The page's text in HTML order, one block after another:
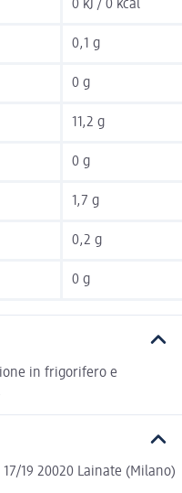
0 kJ / 0 kcal
0,1 g
0 g
11,2 g
0 g
1,7 g
0,2 g
0 g
in frigorifero e
19 20020 Lainate (Milano)